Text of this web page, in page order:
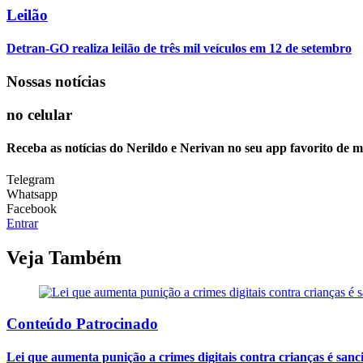
Leilão
Detran-GO realiza leilão de três mil veículos em 12 de setembro
Nossas notícias
no celular
Receba as notícias do Nerildo e Nerivan no seu app favorito de
Telegram
Whatsapp
Facebook
Entrar
Veja Também
Conteúdo Patrocinado
Lei que aumenta punição a crimes digitais contra crianças é